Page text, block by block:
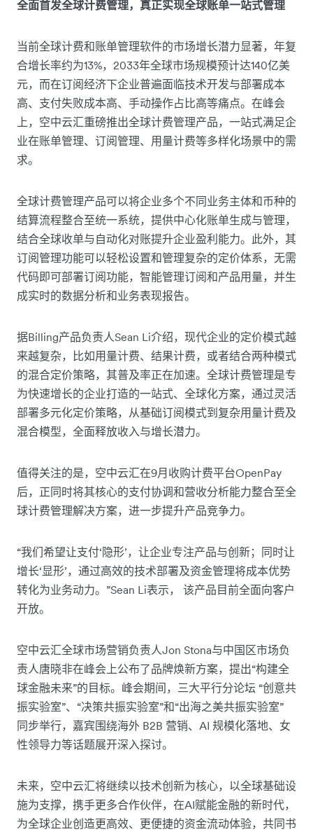
全面首发全球计费管理，真正实现全球账单一站式管理
当前全球计费和账单管理软件的市场增长潜力显著，年复
合增长率约为13%，2033年全球市场规模预计达140亿美
元，而在订阅经济下企业普遍面临技术开发与部署成本
高、支付失败成本高、手动操作占比高等痛点。在峰会
上，空中云汇重磅推出全球计费管理产品，一站式满足企
业在账单管理、订阅管理、用量计费等多样化场景中的需
求。
全球计费管理产品可以将企业多个不同业务主体和币种的
结算流程整合至统一系统，提供中心化账单生成与管理，
结合全球收单与自动化对账提升企业盈利能力。此外，其
订阅管理功能可以轻松设置和管理复杂的定价体系，无需
代码即可部署订阅功能，智能管理订阅和产品用量，并生
成实时的数据分析和业务表现报告。
据Billing产品负责人Sean Li介绍，现代企业的定价模式越
来越复杂，比如用量计费、结果计费，或者结合两种模式
的混合定价策略，其普及率正在加速。全球计费管理是专
为快速增长的企业打造的一站式、全球化方案，通过灵活
部署多元化定价策略，从基础订阅模式到复杂用量计费及
混合模型，全面释放收入与增长潜力。
值得关注的是，空中云汇在9月收购计费平台OpenPay
后，正同时将其核心的支付协调和营收分析能力整合至全
球计费管理解决方案，进一步提升产品竞争力。
“我们希望让支付‘隐形’，让企业专注产品与创新；同时让
增长‘显形’，通过高效的技术部署及资金管理将成本优势
转化为业务动力。”Sean Li表示， 该产品目前全面向客户
开放。
空中云汇全球市场营销负责人Jon Stona与中国区市场负
责人唐晓非在峰会上公布了品牌焕新方案，提出“构建全
球金融未来”的目标。峰会期间，三大平行分论坛 “创意共
振实验室”、“决策共振实验室”和“出海之美共振实验室”
同步举行，嘉宾围绕海外 B2B 营销、AI 规模化落地、女
性领导力等话题展开深入探讨。
未来，空中云汇将继续以技术创新为核心，以全球基础设
施为支撑，携手更多合作伙伴，在AI赋能金融的新时代，
为全球企业创造更高效、更便捷的资金流动体验，共同书